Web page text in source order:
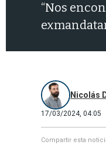
“Nos
Nicolás
17/03/2024, 04:05
Compartir esta